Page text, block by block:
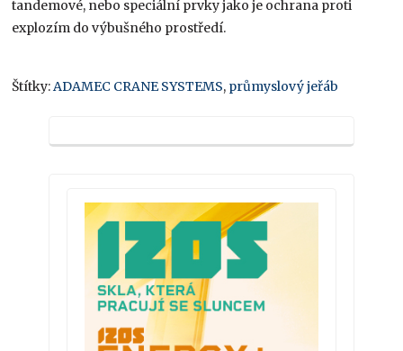
tandemové, nebo speciální prvky jako je ochrana proti
explozím do výbušného prostředí.
Štítky:ADAMEC CRANE SYSTEMS, průmyslový jeřáb